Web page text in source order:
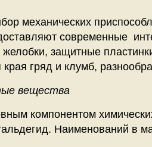
механических
современные
желобки, защитные
гряд и клумб,
вещества
компонентом
Наименований в